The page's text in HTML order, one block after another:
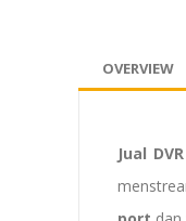
OVERVIEW
Jual